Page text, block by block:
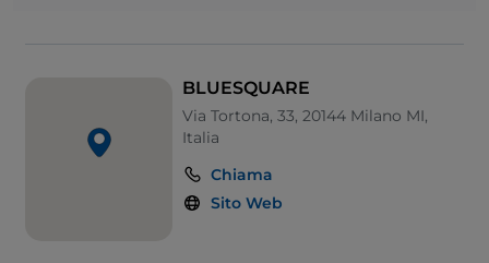
BLUESQUARE
Via Tortona, 33, 20144 Milano MI,
Italia
Chiama
Sito Web